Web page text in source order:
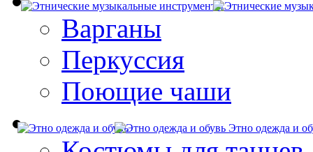
Варганы
Перкуссия
Поющие чаши
Этно одежда и